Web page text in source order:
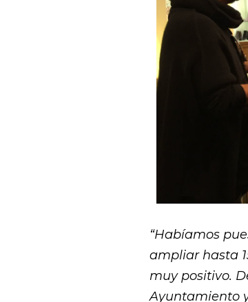
“Habíamos
ampliar hasta
muy positivo.
Ayuntamiento